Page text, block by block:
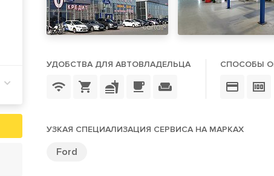
УДОБСТВА ДЛЯ АВТОВЛАДЕЛЬЦА СПОСОБЫ
УЗКАЯ СПЕЦИАЛИЗАЦИЯ СЕРВИСА НА МАРКАХ
Ford